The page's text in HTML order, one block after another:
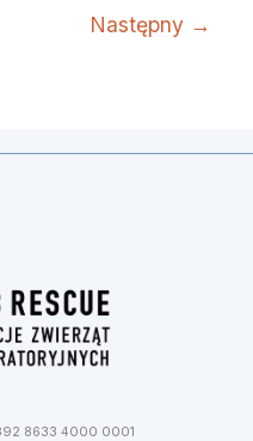
Następny →
8633 4000 0001